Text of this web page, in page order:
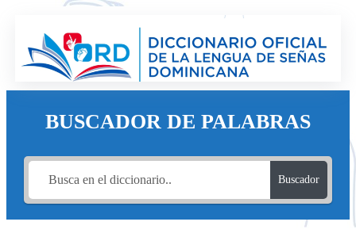
BUSCADOR DE PALABRAS
Buscador